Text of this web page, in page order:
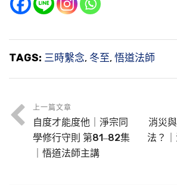
TAGS: 三時繫念, 冬至, 悟道法師
上一篇文章
自度才能度他｜淨宗同
學修行守則 第81‒82集
｜悟道法師主講
消災
法？